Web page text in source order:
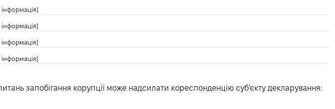
запобігання корупції може надсилати кореспонденцію суб'єкту декларування: